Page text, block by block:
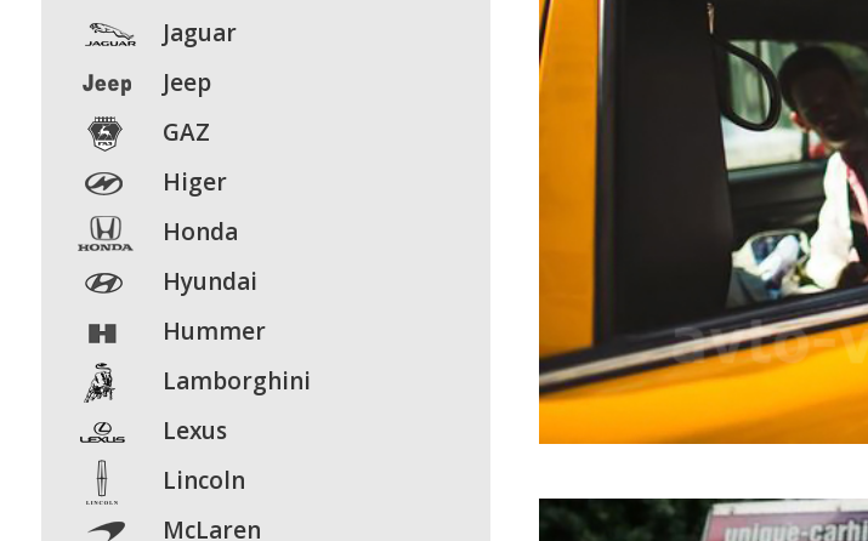
Jaguar
Jeep
GAZ
Higer
Honda
Hyundai
Hummer
Lamborghini
Lexus
Lincoln
McLaren